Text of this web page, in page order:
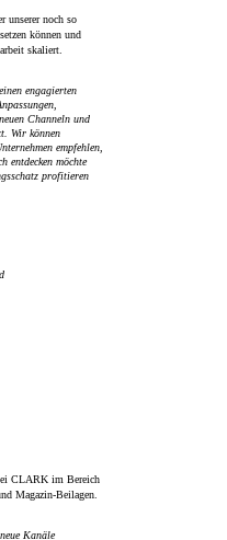
unserer noch so
können und
skaliert.
engagierten
Channeln und
Wir können
empfehlen,
entdecken möchte
profitieren
CLARK im Bereich
Magazin-Beilagen.
Kanäle